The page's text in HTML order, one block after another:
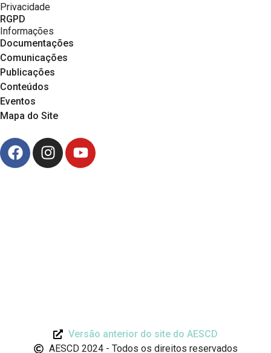
Privacidade
RGPD
Informações
Documentações
Comunicações
Publicações
Conteúdos
Eventos
Mapa do Site
Versão anterior do site do AESCD
AESCD 2024 - Todos os direitos reservados